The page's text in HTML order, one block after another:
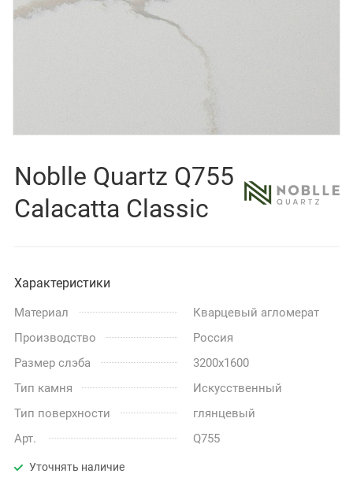
Noblle Quartz Q755
Calacatta Classic
Характеристики
Материал
Кварцевый агломерат
Производство
Россия
Размер слэба
3200x1600
Тип камня
Искусственный
Тип поверхности
глянцевый
Арт.
Q755
Уточнять наличие